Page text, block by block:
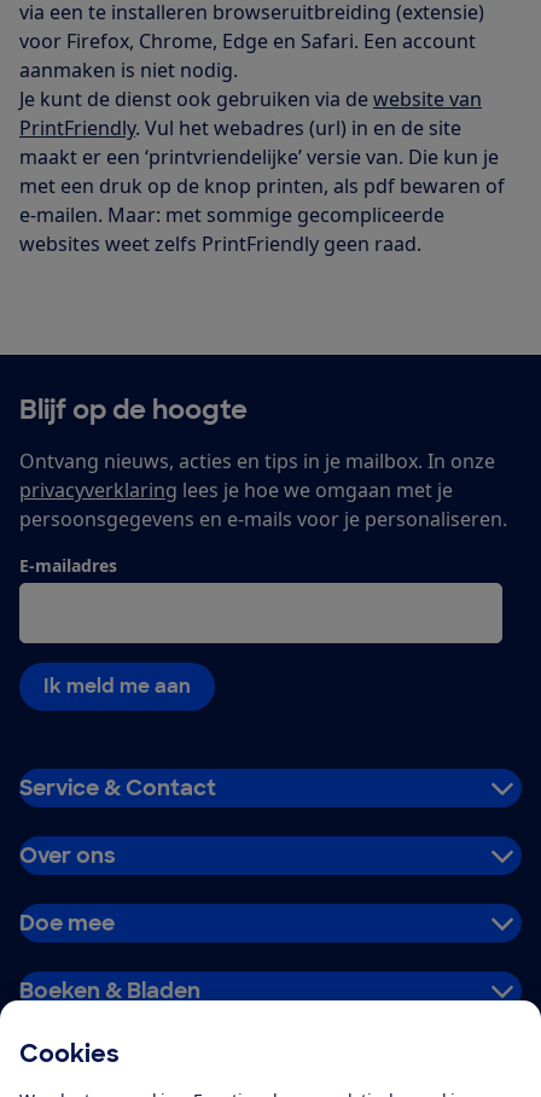
Cookies
via een te installeren browseruitbreiding (extensie)
voor Firefox, Chrome, Edge en Safari. Een account
aanmaken is niet nodig.
Je kunt de dienst ook gebruiken via dewebsite van
PrintFriendly. Vul het webadres (url) in en de site
maakt er een ‘printvriendelijke’ versie van. Die kun je
met een druk op de knop printen, als pdf bewaren of
e-mailen. Maar: met sommige gecompliceerde
websites weet zelfs PrintFriendly geen raad.
Blijf op de hoogte
Ontvang nieuws, acties en tips in je mailbox. In onze
privacyverklaring lees je hoe we omgaan met je
persoonsgegevens en e-mails voor je personaliseren.
E-mailadres
Ik meld me aan
Service & Contact
Over ons
Doe mee
Boeken & Bladen